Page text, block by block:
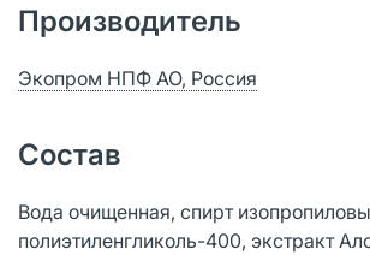
Производитель
Экопром НПФ АО, Россия
Состав
Вода очищенная, спирт
полиэтиленгликоль-400, экстракт